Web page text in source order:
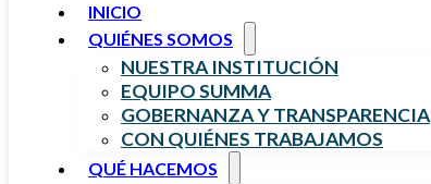
INICIO
QUIÉNES SOMOS
NUESTRA INSTITUCIÓN
EQUIPO SUMMA
GOBERNANZA Y TRANSPARENCIA
CON QUIÉNES TRABAJAMOS
QUÉ HACEMOS